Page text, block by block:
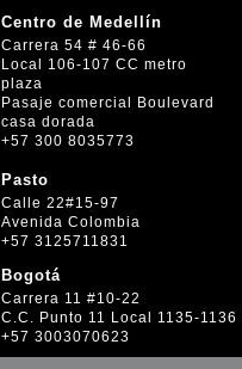
Centro de Medellín
Carrera 54 # 46-66
Local 106-107 CC metro
plaza
Pasaje comercial Boulevard
casa dorada
+57 300 8035773
Pasto
Calle 22#15-97
Avenida Colombia
+57 3125711831
Bogotá
Carrera 11 #10-22
C.C. Punto 11 Local 1135-1136
+57 3003070623